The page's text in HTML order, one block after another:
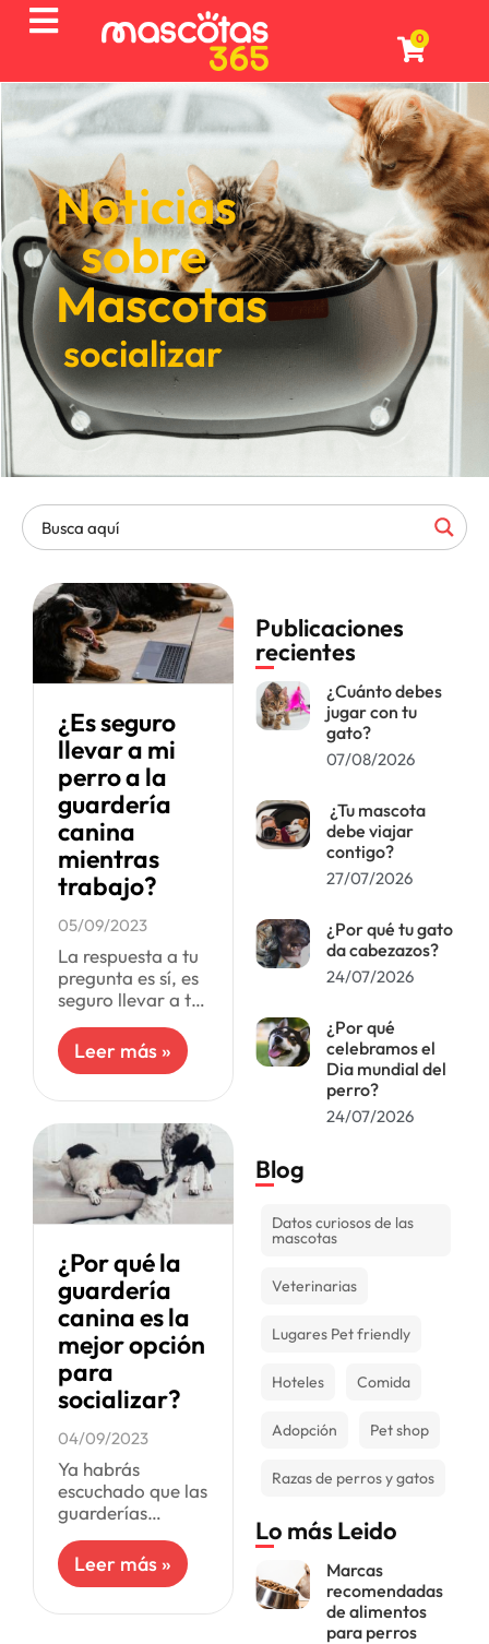
0
Noticias
sobre
Mascotas
socializar
¿Es seguro
llevar a mi
perro a la
guardería
canina
mientras
trabajo?
05/09/2023
La respuesta a tu
pregunta es sí, es
seguro llevar a tu
guardería canina
mientras trabajas.
preocupación, es
probable
Leer más »
¿Por qué la
guardería
canina es la
mejor opción
para
socializar?
04/09/2023
Ya habrás
escuchado que las
guarderías
perfectas si
necesitas dejar a
ideales por unas
Leer más »
Publicaciones
recientes
¿Cuánto debes
jugar con tu
gato?
07/08/2026
¿Tu mascota
debe viajar
contigo?
27/07/2026
¿Por qué tu gato
da cabezazos?
24/07/2026
¿Por qué
celebramos el
Dia mundial del
perro?
24/07/2026
Blog
Datos curiosos de las
mascotas
Veterinarias
Lugares Pet friendly
Hoteles Comida
Adopción Pet shop
Razas de perros y gatos
Lo más Leido
Marcas
recomendadas
de alimentos
para perros